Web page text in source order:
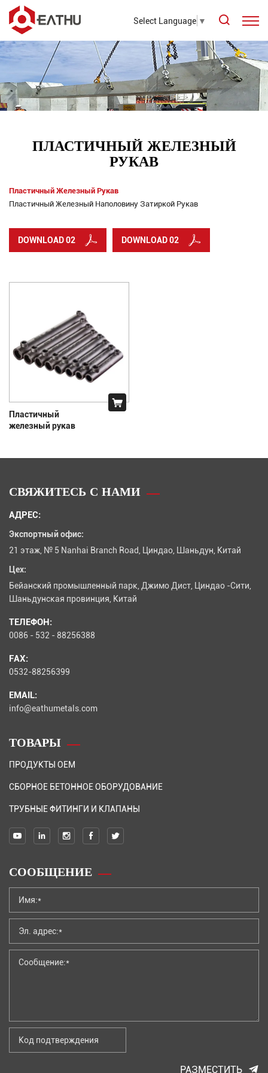
Select Language ▼
ПЛАСТИЧНЫЙ ЖЕЛЕЗНЫЙ
РУКАВ
Пластичный Железный Рукав
Пластичный Железный Наполовину Затиркой Рукав
DOWNLOAD 02 DOWNLOAD 02
Пластичный
железный рукав
СВЯЖИТЕСЬ С НАМИ
АДРЕС:
Экспортный офис:
21 этаж, № 5 Nanhai Branch Road, Циндао, Шаньдун, Китай
Цех:
Бейанский промышленный парк, Джимо Дист, Циндао -Сити,
Шаньдунская провинция, Китай
ТЕЛЕФОН:
0086 - 532 - 88256388
FAX:
0532-88256399
EMAIL:
info@eathumetals.com
ТОВАРЫ
ПРОДУКТЫ OEM
СБОРНОЕ БЕТОННОЕ ОБОРУДОВАНИЕ
ТРУБНЫЕ ФИТИНГИ И КЛАПАНЫ
СООБЩЕНИЕ
РАЗМЕСТИТЬ